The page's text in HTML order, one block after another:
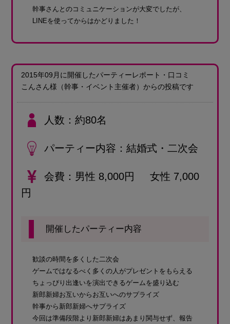
幹事さんとのコミュニケーションが大変でしたが、
LINEを使ってからはかどりました！
2015年09月に開催したパーティーレポート・口コミ
こんさん様 （幹事・イベント主催者） からの投稿です
人数 約80名
パーティー内容 結婚式・二次会
会費
男性 8,000円 女性 7,000
円
開催したパーティー内容
歓談の時間を多くした二次会
ゲームではなるべく多くの人がプレゼントをもらえる
ちょっぴり出逢いを演出できるゲームを盛り込む
新郎新婦お互いからお互いへのサプライズ
幹事から新郎新婦へサプライズ
今回は準備段階より新郎新婦はあまり関与せず、報告